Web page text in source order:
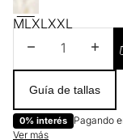
ML XL XXL
Disminuir cantidad
Guía de tallas
0% interés Pagando
Ver más